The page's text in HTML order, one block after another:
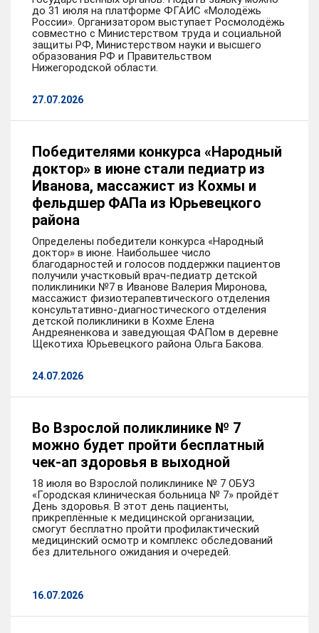
до 31 июля на платформе ФГАИС «Молодёжь
России». Организатором выступает Росмолодёжь
совместно с Министерством труда и социальной
защиты РФ, Министерством науки и высшего
образования РФ и Правительством
Нижегородской области.
27.07.2026
Победителями конкурса «Народный
доктор» в июне стали педиатр из
Иванова, массажист из Кохмы и
фельдшер ФАПа из Юрьевецкого
района
Определены победители конкурса «Народный
доктор» в июне. Наибольшее число
благодарностей и голосов поддержки пациентов
получили участковый врач-педиатр детской
поликлиники №7 в Иванове Валерия Миронова,
массажист физиотерапевтического отделения
консультативно-диагностического отделения
детской поликлиники в Кохме Елена
Андреяненкова и заведующая ФАПом в деревне
Щекотиха Юрьевецкого района Ольга Бакова.
24.07.2026
Во Взрослой поликлинике № 7
можно будет пройти бесплатный
чек-ап здоровья в выходной
18 июля во Взрослой поликлинике № 7 ОБУЗ
«Городская клиническая больница № 7» пройдёт
День здоровья. В этот день пациенты,
прикреплённые к медицинской организации,
смогут бесплатно пройти профилактический
медицинский осмотр и комплекс обследований
без длительного ожидания и очередей.
16.07.2026